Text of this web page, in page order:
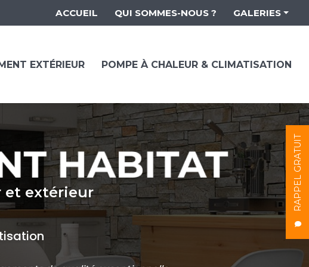
RAPPEL GRATUIT
ACCUEIL QUI SOMMES-NOUS ? GALERIES
AMÉNAGEMENT EXTÉRIEUR
EXTÉRIEUR POMPE À CHALEUR & CLIMATISATION
et extérieur